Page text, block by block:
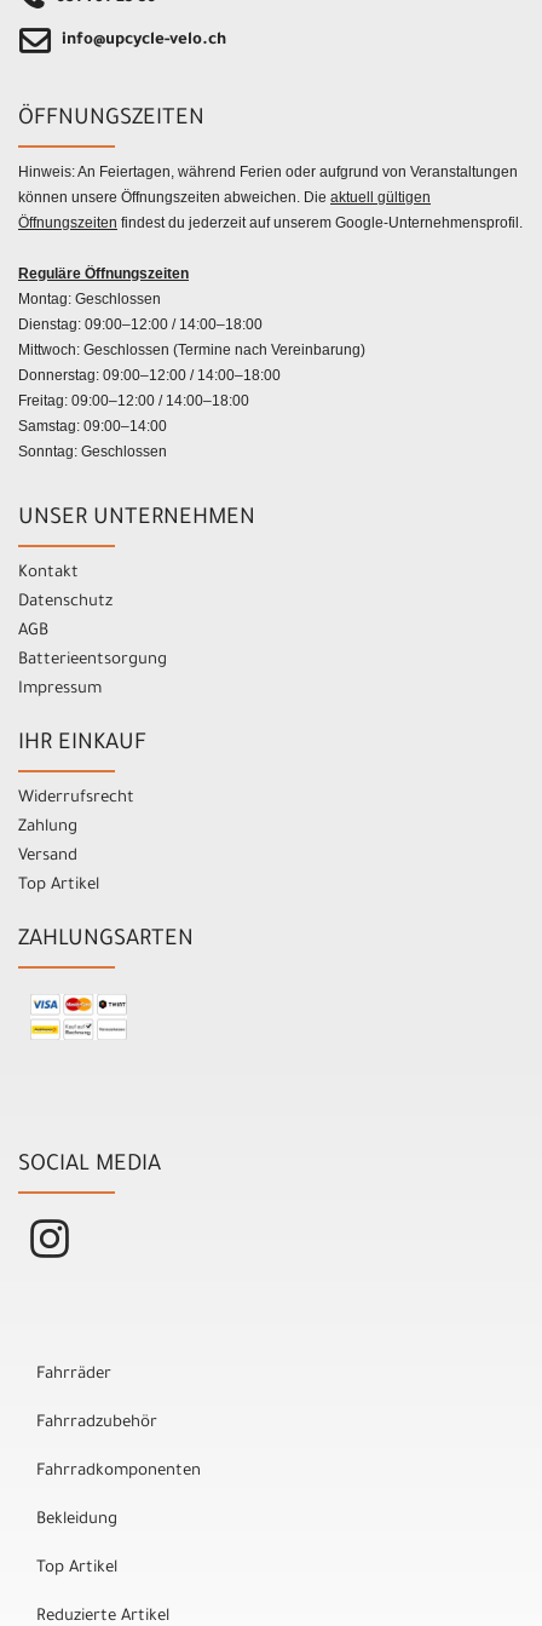
info@upcycle-velo.ch
ÖFFNUNGSZEITEN
Hinweis: An Feiertagen, während Ferien oder aufgrund von Veranstaltungen
können unsere Öffnungszeiten abweichen. Die aktuell gültigen
Öffnungszeiten findest du jederzeit auf unserem Google-Unternehmensprofil.
Reguläre Öffnungszeiten
Montag: Geschlossen
Dienstag: 09:00–12:00 / 14:00–18:00
Mittwoch: Geschlossen (Termine nach Vereinbarung)
Donnerstag: 09:00–12:00 / 14:00–18:00
Freitag: 09:00–12:00 / 14:00–18:00
Samstag: 09:00–14:00
Sonntag: Geschlossen
UNSER UNTERNEHMEN
Kontakt
Datenschutz
AGB
Batterieentsorgung
Impressum
IHR EINKAUF
Widerrufsrecht
Zahlung
Versand
Top Artikel
ZAHLUNGSARTEN
SOCIAL MEDIA
Fahrräder
Fahrradzubehör
Fahrradkomponenten
Bekleidung
Top Artikel
Reduzierte Artikel